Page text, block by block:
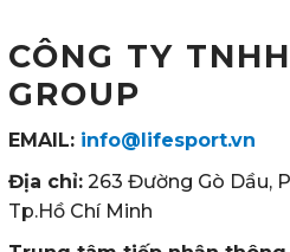
CÔNG TY
GROUP
EMAIL: info@lifesport.vn
Địa chỉ: 263 Đường Gò Dầu,
Tp.Hồ Chí Minh